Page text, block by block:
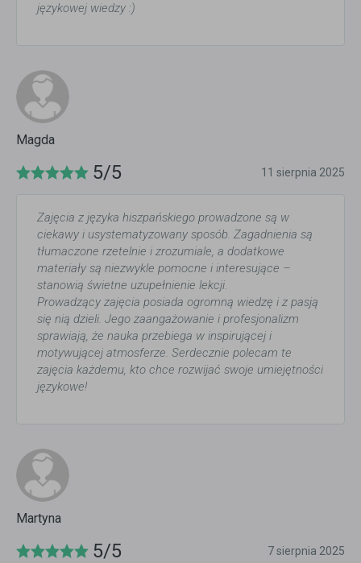
językowej wiedzy :)
Magda
5/5 11 sierpnia 2025
Zajęcia z języka hiszpańskiego prowadzone są w
ciekawy i usystematyzowany sposób. Zagadnienia są
tłumaczone rzetelnie i zrozumiale, a dodatkowe
materiały są niezwykle pomocne i interesujące –
stanowią świetne uzupełnienie lekcji.
Prowadzący zajęcia posiada ogromną wiedzę i z pasją
się nią dzieli. Jego zaangażowanie i profesjonalizm
sprawiają, że nauka przebiega w inspirującej i
motywującej atmosferze. Serdecznie polecam te
zajęcia każdemu, kto chce rozwijać swoje umiejętności
językowe!
Martyna
5/5 7 sierpnia 2025